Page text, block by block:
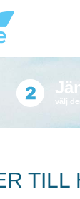
välj
TILL